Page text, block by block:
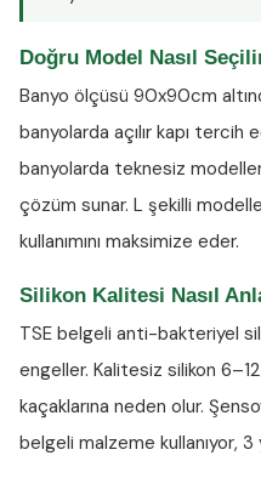
Doğru Model Nasıl
Banyo ölçüsü 90x90cm
banyolarda açılır kapı tercih
banyolarda teknesiz
çözüm sunar. L şekilli
kullanımını maksimize eder.
Silikon Kalitesi Nasıl
TSE belgeli anti-bakteriyel
engeller. Kalitesiz silikon
kaçaklarına neden olur.
belgeli malzeme kullanıyor, 3